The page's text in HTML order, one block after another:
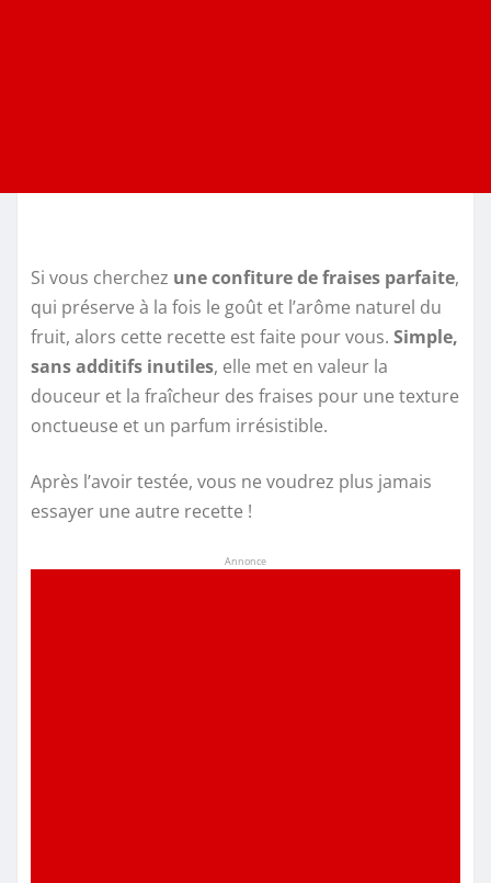
Si vous cherchez une confiture de fraises parfaite,
qui préserve à la fois le goût et l’arôme naturel du
fruit, alors cette recette est faite pour vous. Simple,
sans additifs inutiles, elle met en valeur la
douceur et la fraîcheur des fraises pour une texture
onctueuse et un parfum irrésistible.
Après l’avoir testée, vous ne voudrez plus jamais
essayer une autre recette !
Annonce